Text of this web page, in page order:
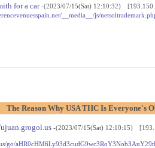
for a car -(2023/07/15(Sat) 12:10:32)
__media__/js/
The Reason Why USA THC Is Everyone's
-(2023/07/15(Sat) 12:10:15)
go/